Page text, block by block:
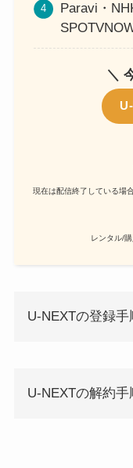
Paravi・
＼
現在は配信終了している場
レンタル/
U-NEXTの登録手
U-NEXTの解約手